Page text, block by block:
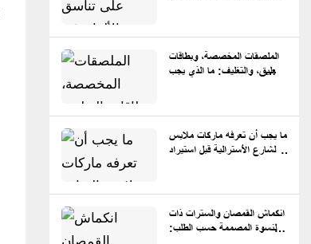
الملصقات المخصصة، وبطاقات
التعليق، والتغليف: ما الذي يجب
ما يجب أن تعرفه ماركات ملابس
الشارع الأسترالية قبل استيراد
انكماش القمصان والسترات ذات
القلنسوة المصممة حسب الطلب: